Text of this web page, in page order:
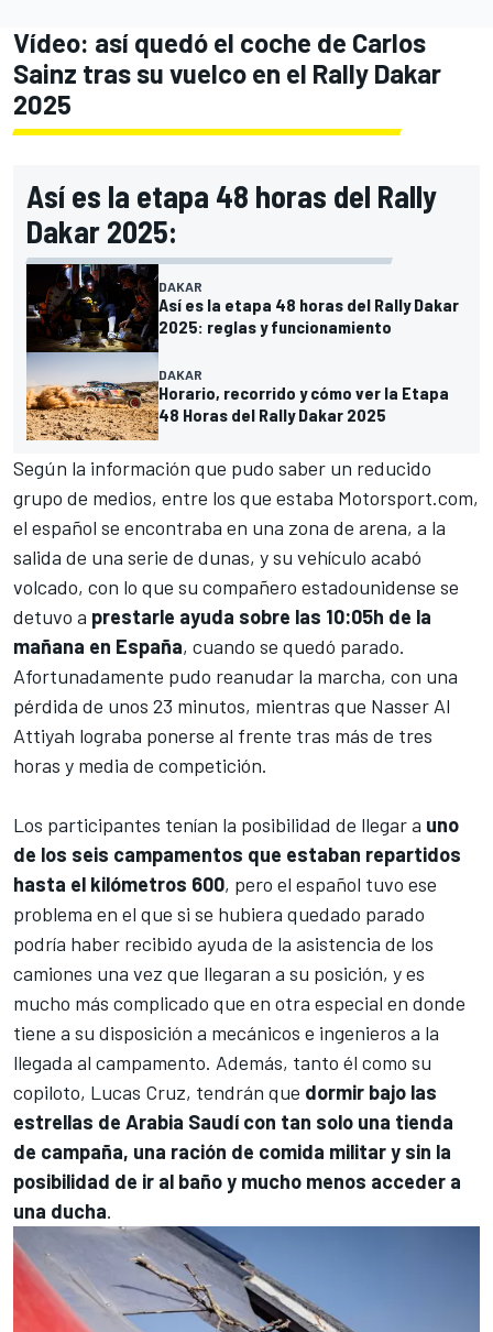
Vídeo: así quedó el coche de Carlos
Sainz tras su vuelco en el Rally Dakar
2025
Así es la etapa 48 horas del Rally
Dakar 2025:
DAKAR
Así es la etapa 48 horas del Rally Dakar
2025: reglas y funcionamiento
DAKAR
Horario, recorrido y cómo ver la Etapa
48 Horas del Rally Dakar 2025
Según la información que pudo saber un reducido
grupo de medios, entre los que estaba Motorsport.com,
el español se encontraba en una zona de arena, a la
salida de una serie de dunas, y su vehículo acabó
volcado, con lo que su compañero estadounidense se
detuvo a prestarle ayuda sobre las 10:05h de la
mañana en España, cuando se quedó parado.
Afortunadamente pudo reanudar la marcha, con una
pérdida de unos 23 minutos, mientras que Nasser Al
Attiyah lograba ponerse al frente tras más de tres
horas y media de competición.
Los participantes tenían la posibilidad de llegar a uno
de los seis campamentos que estaban repartidos
hasta el kilómetros 600, pero el español tuvo ese
problema en el que si se hubiera quedado parado
podría haber recibido ayuda de la asistencia de los
camiones una vez que llegaran a su posición, y es
mucho más complicado que en otra especial en donde
tiene a su disposición a mecánicos e ingenieros a la
llegada al campamento. Además, tanto él como su
copiloto, Lucas Cruz, tendrán que dormir bajo las
estrellas de Arabia Saudí con tan solo una tienda
de campaña, una ración de comida militar y sin la
posibilidad de ir al baño y mucho menos acceder a
una ducha.